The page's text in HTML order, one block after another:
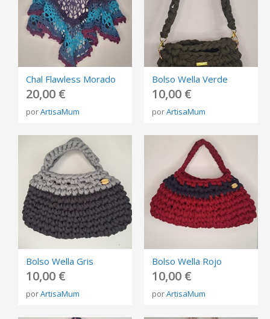
Chal Flawless Morado
20,00 €
porArtisaMum
Bolso Wella Verde
10,00 €
porArtisaMum
Bolso Wella Gris
10,00 €
porArtisaMum
Bolso Wella Rojo
10,00 €
porArtisaMum